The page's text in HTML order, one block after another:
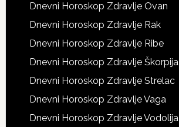
Dnevni Horoskop Zdravlje Ovan
Dnevni Horoskop Zdravlje Rak
Dnevni Horoskop Zdravlje Ribe
Dnevni Horoskop Zdravlje Škorpija
Dnevni Horoskop Zdravlje Strelac
Dnevni Horoskop Zdravlje Vaga
Dnevni Horoskop Zdravlje Vodolija